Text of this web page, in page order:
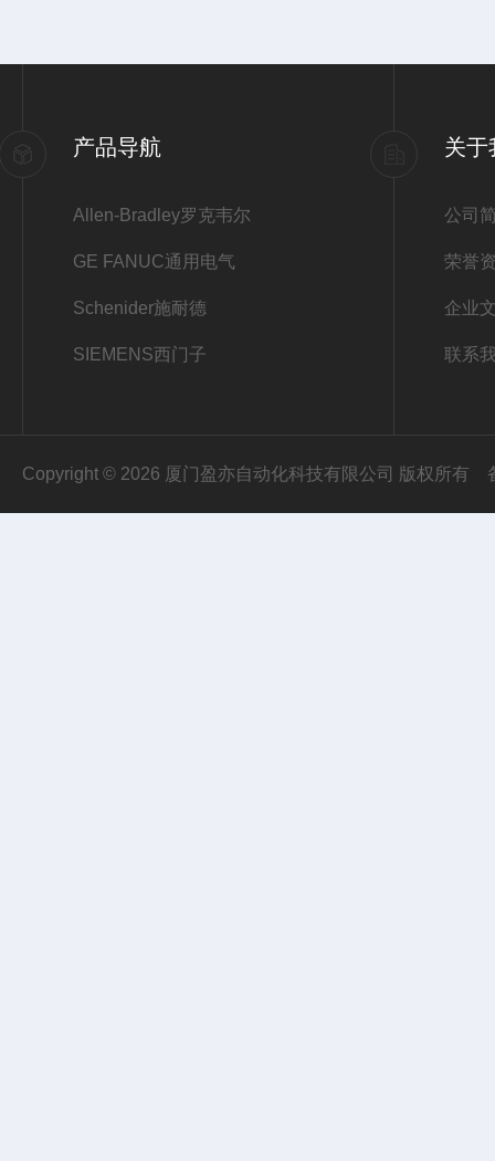
产品导航
Allen-Bradley罗克韦尔
GE FANUC通用电气
Schenider施耐德
SIEMENS西门子
关于
公司
荣誉
企业
联系
Copyright © 2026 厦门盈亦自动化科技有限公司 版权所有